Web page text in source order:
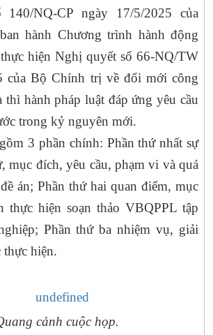
NQ-CP ngày 17/5/2025 của
hành Chương trình hành động
hiện Nghị quyết số 66-NQ/TW
của Bộ Chính trị về đổi mới công
thì hành pháp luật đáp ứng yêu cầu
trong kỷ nguyên mới.
3 phần chính: Phần thứ nhất sự
mục đích, yêu cầu, phạm vi và quá
án; Phần thứ hai quan điểm, mục
thực hiện soạn thảo VBQPPL tập
Phần thứ ba nhiệm vụ, giải
thực hiện.
cảnh cuộc họp.